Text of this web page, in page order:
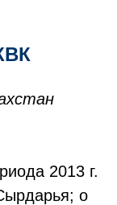
2013 г.
о